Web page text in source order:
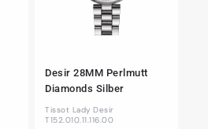
Desir 28MM Perlmutt
Diamonds Silber
Tissot Lady Desir
T152.010.11.116.00